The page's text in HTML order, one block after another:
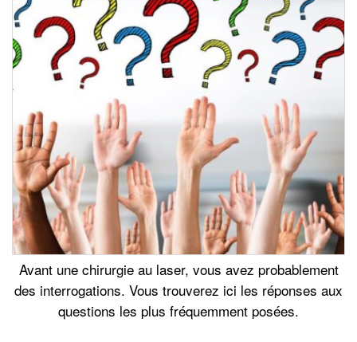
Avant une chirurgie au laser, vous avez probablement
des interrogations. Vous trouverez ici les réponses aux
questions les plus fréquemment posées.